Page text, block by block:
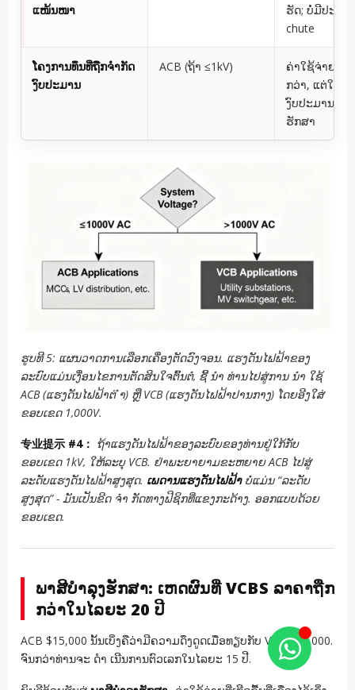
ແໜ້ນໜາ
ຮັດ; ບໍ່ມີປະລິມ
chute
ໂຄງການທຶນທີ່ຖືກຈຳກັດ
ງົບປະມານ
ACB (ຖ້າ ≤1kV)
ຄ່າໃຊ້ຈ່າຍເບື້
ກວ່າ, ແຕ່ໃຫ້ຄ
ງົບປະມານກາ
ຮັກສາ
ຮູບທີ 5: ແຜນວາດການເລືອກເຄື່ອງຕັດວົງຈອນ. ແຮງດັນໄຟຟ້າຂອງ
ລະບົບແມ່ນເງື່ອນໄຂການຕັດສິນໃຈຕົ້ນຕໍ, ຊີ້ ນຳ ທ່ານໄປສູ່ການ ນຳ ໃຊ້
ACB (ແຮງດັນໄຟຟ້າຕ່ ຳ) ຫຼື VCB (ແຮງດັນໄຟຟ້າປານກາງ) ໂດຍອີງໃສ່
ຂອບເຂດ 1,000V.
专业提示 #4： ຖ້າແຮງດັນໄຟຟ້າຂອງລະບົບຂອງທ່ານຢູ່ໃກ້ກັບ
ຂອບເຂດ 1kV, ໃຫ້ລະບຸ VCB. ຢ່າພະຍາຍາມຂະຫຍາຍ ACB ໄປສູ່
ລະດັບແຮງດັນໄຟຟ້າສູງສຸດ. ເພດານແຮງດັນໄຟຟ້າບໍ່ແມ່ນ “ລະດັບ
ສູງສຸດ” - ມັນເປັນຂີດ ຈຳ ກັດທາງຟີຊິກທີ່ແຂງກະດ້າງ. ອອກແບບດ້ວຍ
ຂອບເຂດ.
ພາສີບຳລຸງຮັກສາ: ເຫດຜົນທີ່ VCBS ລາຄາຖືກ
ກວ່າໃນໄລຍະ 20 ປີ
ACB $15,000 ນັ້ນເບິ່ງຄືວ່າມີຄວາມດຶງດູດເມື່ອທຽບກັບ VCB $25,000.
ຈົນກວ່າທ່ານຈະ ດຳ ເນີນການຕົວເລກໃນໄລຍະ 15 ປີ.